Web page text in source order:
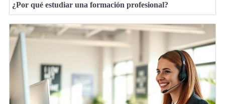
¿Por qué estudiar una formación profesional?